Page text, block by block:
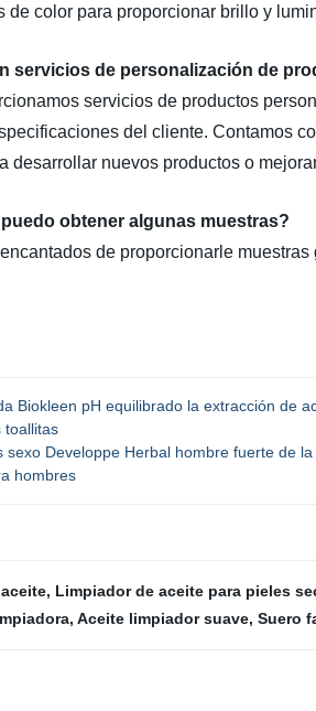
de color para proporcionar brillo y
servicios de personalización de
servicios de productos
del cliente. Contamos
desarrollar nuevos productos o
obtener algunas muestras?
de proporcionarle
Biokleen pH equilibrado la extracción de
toallitas
sexo Developpe Herbal hombre fuerte de
hombres
, Limpiador de aceite para pieles
, Aceite limpiador suave, Suero